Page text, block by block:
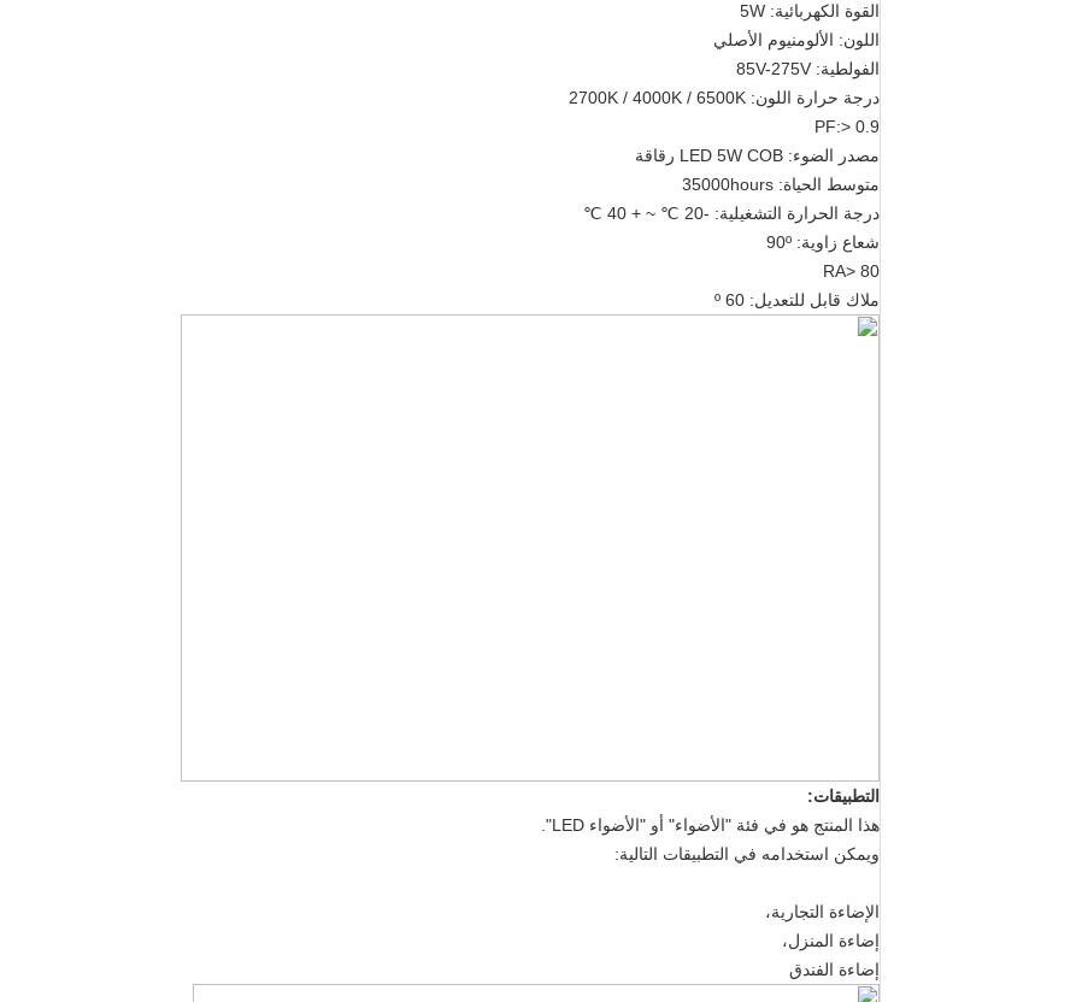
القوة الكهربائية: 5W
اللون: الألومنيوم الأصلي
الفولطية: 85V-275V
درجة حرارة اللون: 2700K / 4000K / 6500K
PF:> 0.9
مصدر الضوء: LED 5W COB رقاقة
متوسط ​​الحياة: 35000hours
درجة الحرارة التشغيلية: -20 ℃ ~ + 40 ℃
شعاع زاوية: 90º
RA> 80
ملاك قابل للتعديل: 60 º
التطبيقات:
هذا المنتج هو في فئة "الأضواء" أو "الأضواء LED".
ويمكن استخدامه في التطبيقات التالية:
الإضاءة التجارية،
إضاءة المنزل،
إضاءة الفندق